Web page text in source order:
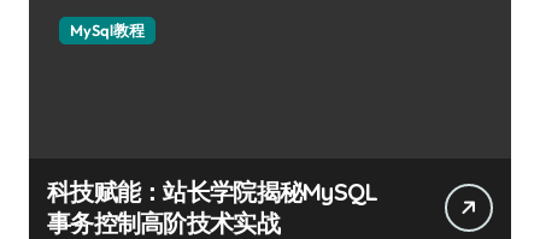
MySql教程
科技赋能：站长学院揭秘MySQL
事务控制高阶技术实战